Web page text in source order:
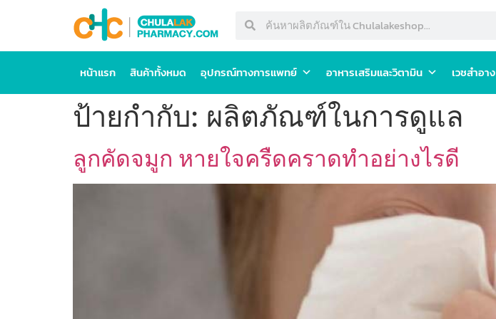
หน้าแรก สินค้าทั้งหมด อุปกรณ์ทางการแพทย์ อาหารเสริมและวิตามิน เวชสำอาง
ป้ายกำกับ: ผลิตภัณฑ์ในการดูแล
ลูกคัดจมูก หายใจครืดคราดทำอย่างไรดี